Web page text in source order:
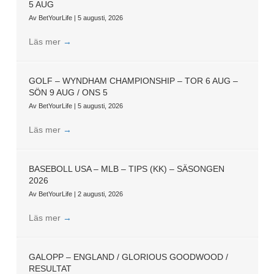
5 AUG
Av BetYourLife | 5 augusti, 2026
Läs mer →
GOLF – WYNDHAM CHAMPIONSHIP – TOR 6 AUG –
SÖN 9 AUG / ONS 5
Av BetYourLife | 5 augusti, 2026
Läs mer →
BASEBOLL USA – MLB – TIPS (KK) – SÄSONGEN
2026
Av BetYourLife | 2 augusti, 2026
Läs mer →
GALOPP – ENGLAND / GLORIOUS GOODWOOD /
RESULTAT